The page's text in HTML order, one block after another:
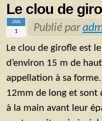
Le clou de
JAN
1 Publié par
Le clou de girofle est
d’environ 15 m de
appellation à sa
12mm de long et sont
à la main avant leur